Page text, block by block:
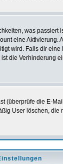
was passiert
eine
wird. Falls dir
die
die E-
User löschen,